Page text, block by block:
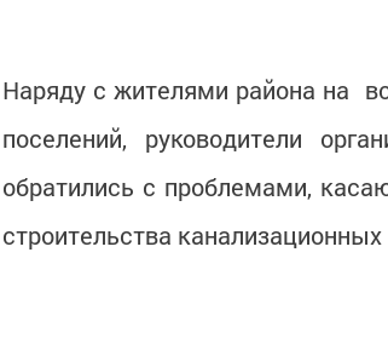
Наряду с жителями района на
поселений, руководители
обратились с проблемами,
строительства канализационных